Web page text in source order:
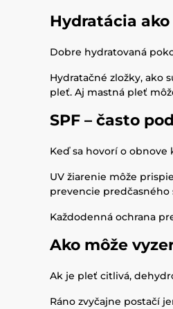
Hydratácia
Dobre hydratovaná
Hydratačné zložky, ako
pleť. Aj mastná pleť
SPF – často
Keď sa hovorí o obnove
UV žiarenie môže
prevencie predčasného
Každodenná ochrana
Ako môže
Ak je pleť citlivá,
Ráno zvyčajne postačí